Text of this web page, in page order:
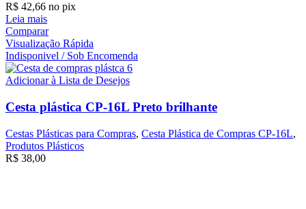
R$ 42,66 no pix
Leia mais
Comparar
Visualização Rápida
Indisponivel / Sob Encomenda
Adicionar à Lista de Desejos
Cesta plástica CP-16L Preto brilhante
Cestas Plásticas para Compras, Cesta Plástica de Compras CP-16L,
Produtos Plásticos
R$ 38,00